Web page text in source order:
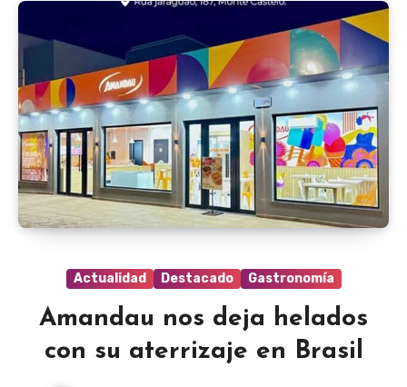
Actualidad Destacado Gastronomía
Amandau nos deja helados
con su aterrizaje en Brasil